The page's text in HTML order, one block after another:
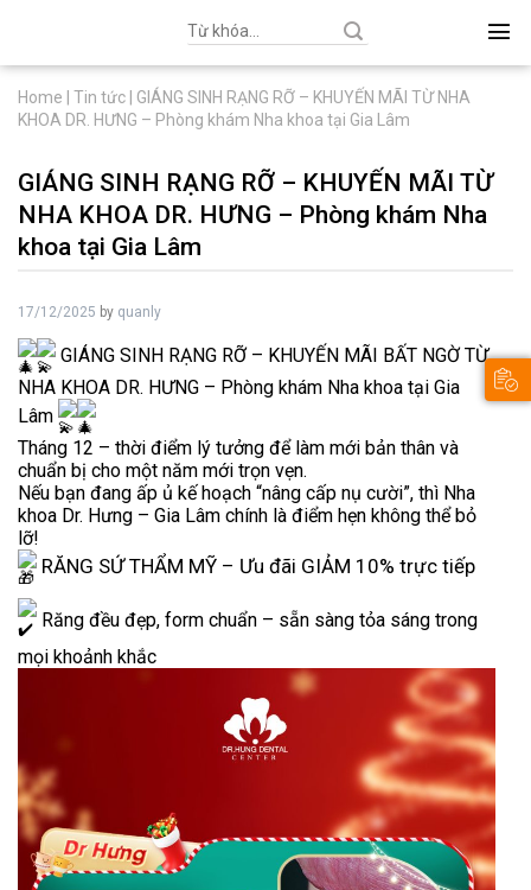
Search
for:
Home Tin tức
GIÁNG SINH RẠNG RỠ – KHUYẾN MÃI TỪ NHA
KHOA DR. HƯNG – Phòng khám Nha khoa tại Gia Lâm
GIÁNG SINH RẠNG RỠ – KHUYẾN MÃI TỪ
NHA KHOA DR. HƯNG – Phòng khám Nha
khoa tại Gia Lâm
17/12/2025 by quanly
GIÁNG SINH RẠNG RỠ – KHUYẾN MÃI BẤT NGỜ TỪ
NHA KHOA DR. HƯNG – Phòng khám Nha khoa tại Gia
Lâm
Tháng 12 – thời điểm lý tưởng để làm mới bản thân và
chuẩn bị cho một năm mới trọn vẹn.
Nếu bạn đang ấp ủ kế hoạch “nâng cấp nụ cười”, thì Nha
khoa Dr. Hưng – Gia Lâm chính là điểm hẹn không thể bỏ
lỡ!
RĂNG SỨ THẨM MỸ – Ưu đãi GIẢM 10% trực tiếp
Răng đều đẹp, form chuẩn – sẵn sàng tỏa sáng trong
mọi khoảnh khắc